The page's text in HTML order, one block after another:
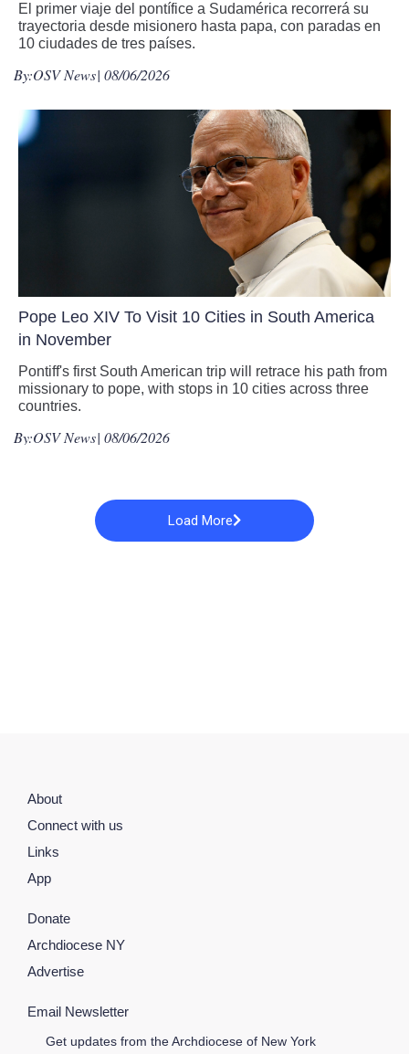
El primer viaje del pontífice a Sudamérica recorrerá su
trayectoria desde misionero hasta papa, con paradas en
10 ciudades de tres países.
By:OSV News| 08/06/2026
Pope Leo XIV To Visit 10 Cities in South America
in November
Pontiff's first South American trip will retrace his path from
missionary to pope, with stops in 10 cities across three
countries.
By:OSV News| 08/06/2026
Load More
About
Connect with us
Links
App
Donate
Archdiocese NY
Advertise
Email Newsletter
Get updates from the Archdiocese of New York